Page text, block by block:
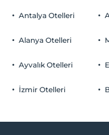
Dinlenme
Çocuklar
Her bir oda için 12
Antalya Otelleri
Alanya Otelleri
Ayvalık Otelleri
İzmir Otelleri